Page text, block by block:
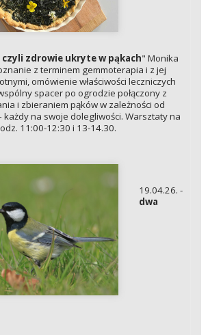
zdrowie ukryte w pąkach" Monika
z terminem gemmoterapia i z jej
omówienie właściwości leczniczych
spacer po ogrodzie połączony z
i zbieraniem pąków w zależności od
na swoje dolegliwości. Warsztaty na
11:00-12:30 i 13-14.30.
19.04.26. -
dwa